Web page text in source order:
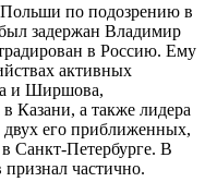
Польши по подозрению в
задержан Владимир
в Россию. Ему
активных
и Ширшова,
Казани, а также лидера
его приближенных,
Санкт-Петербурге. В
частично.